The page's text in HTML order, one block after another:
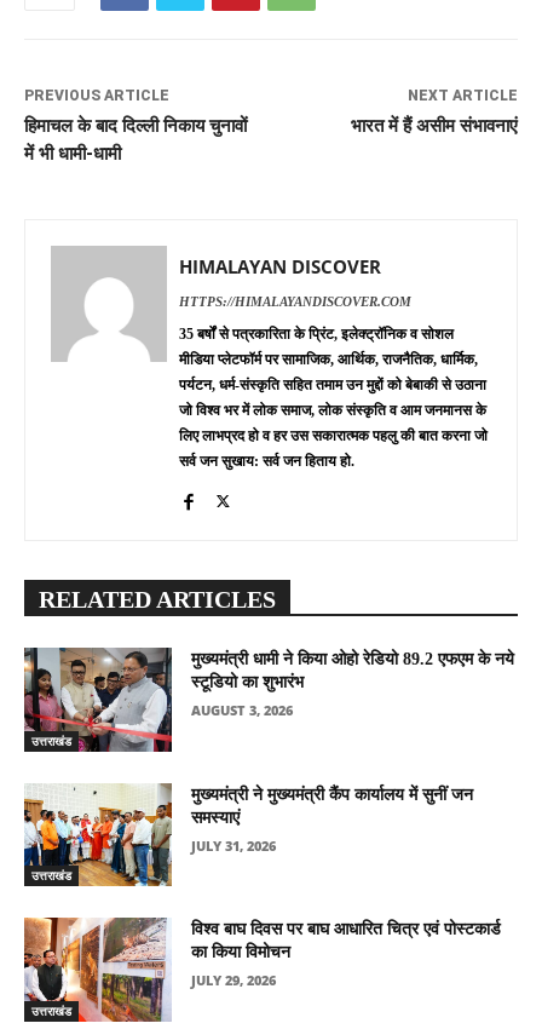
PREVIOUS ARTICLE
हिमाचल के बाद दिल्ली निकाय चुनावों
में भी धामी-धामी
NEXT ARTICLE
भारत में हैं असीम संभावनाएं
HIMALAYAN DISCOVER
HTTPS://HIMALAYANDISCOVER.COM
35 बर्षों से पत्रकारिता के प्रिंट, इलेक्ट्रॉनिक व सोशल
मीडिया प्लेटफॉर्म पर सामाजिक, आर्थिक, राजनैतिक, धार्मिक,
पर्यटन, धर्म-संस्कृति सहित तमाम उन मुद्दों को बेबाकी से उठाना
जो विश्व भर में लोक समाज, लोक संस्कृति व आम जनमानस के
लिए लाभप्रद हो व हर उस सकारात्मक पहलु की बात करना जो
सर्व जन सुखाय: सर्व जन हिताय हो.
RELATED ARTICLES
उत्तराखंड
मुख्यमंत्री धामी ने किया ओहो रेडियो 89.2 एफएम के नये
स्टूडियो का शुभारंभ
AUGUST 3, 2026
उत्तराखंड
मुख्यमंत्री ने मुख्यमंत्री कैंप कार्यालय में सुनीं जन
समस्याएं
JULY 31, 2026
उत्तराखंड
विश्व बाघ दिवस पर बाघ आधारित चित्र एवं पोस्टकार्ड
का किया विमोचन
JULY 29, 2026